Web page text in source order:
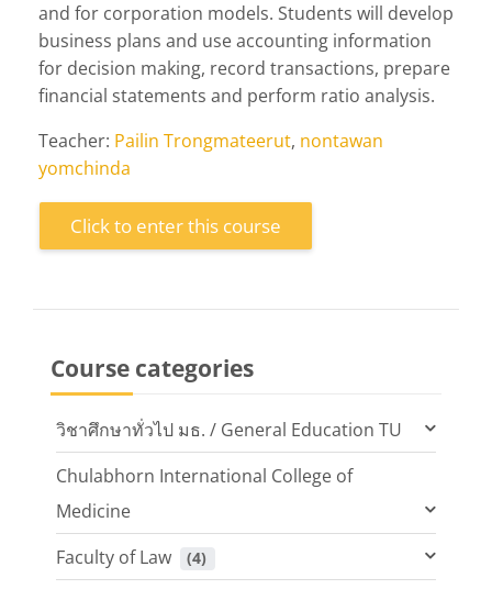
and for corporation models. Students will develop
business plans and use accounting information
for decision making, record transactions, prepare
financial statements and perform ratio analysis.
Teacher: Pailin Trongmateerut, nontawan
yomchinda
Click to enter this course
Course categories
วิชาศึกษาทั่วไป มธ. / General Education TU
Chulabhorn International College of
Medicine
Faculty of Law
(4)